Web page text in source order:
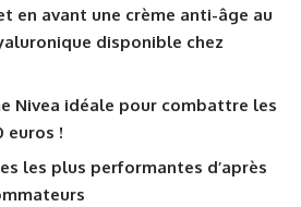
en avant une crème anti-âge au
disponible chez
Nivea idéale pour combattre les
euros !
les plus performantes d’après